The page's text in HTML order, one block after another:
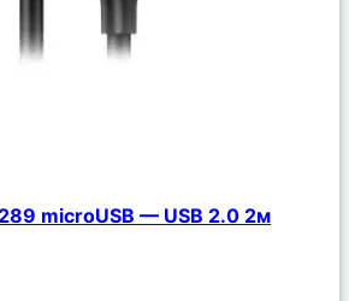
microUSB — USB 2.0 2м